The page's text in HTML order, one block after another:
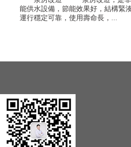
能供水設備，節能效果好，結構緊湊
運行穩定可靠，使用壽命長，...